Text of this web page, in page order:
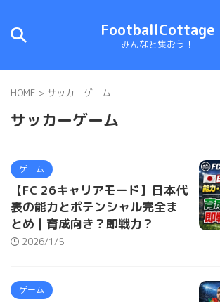
FootballCottage
みんなと集おう！
HOME > サッカーゲーム
サッカーゲーム
ゲーム
【FC 26キャリアモード】日本代
表の能力とポテンシャル完全ま
とめ｜育成向き？即戦力？
2026/1/5
ゲーム